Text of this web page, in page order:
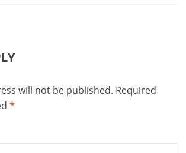
will not be published. Required
*